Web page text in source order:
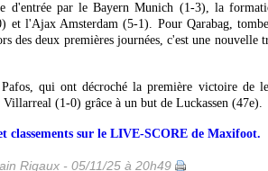
d'entrée par le Bayern Munich (1-3), la
et l'Ajax Amsterdam (5-1). Pour Qarabag,
des deux premières journées, c'est une nouvelle
qui ont décroché la première victoire de
(1-0) grâce à un but de Luckassen (47e).
classements sur le LIVE-SCORE de Maxifoot.
Rigaux - 05/11/25 à 20h49